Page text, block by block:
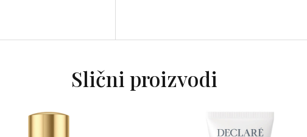
Slični proizvodi